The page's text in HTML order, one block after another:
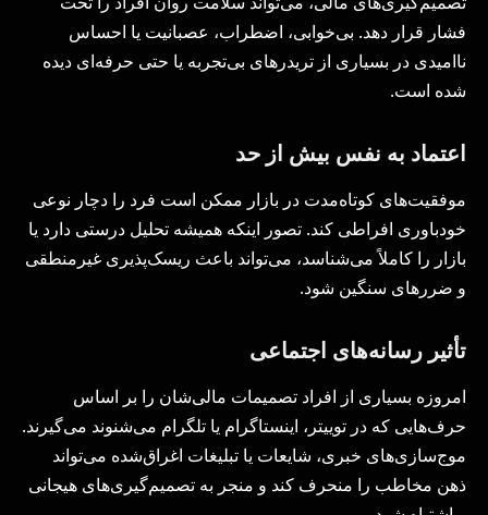
فشار قرار دهد. بی‌خوابی، اضطراب، عصبانیت یا احساس
ناامیدی در بسیاری از تریدرهای بی‌تجربه یا حتی حرفه‌ای دیده
شده است.
اعتماد به نفس بیش از حد
موفقیت‌های کوتاه‌مدت در بازار ممکن است فرد را دچار نوعی
خودباوری افراطی کند. تصور اینکه همیشه تحلیل درستی دارد یا
بازار را کاملاً می‌شناسد، می‌تواند باعث ریسک‌پذیری غیرمنطقی
و ضررهای سنگین شود.
تأثیر رسانه‌های اجتماعی
امروزه بسیاری از افراد تصمیمات مالی‌شان را بر اساس
حرف‌هایی که در توییتر، اینستاگرام یا تلگرام می‌شنوند می‌گیرند.
موج‌سازی‌های خبری، شایعات یا تبلیغات اغراق‌شده می‌تواند
ذهن مخاطب را منحرف کند و منجر به تصمیم‌گیری‌های هیجانی